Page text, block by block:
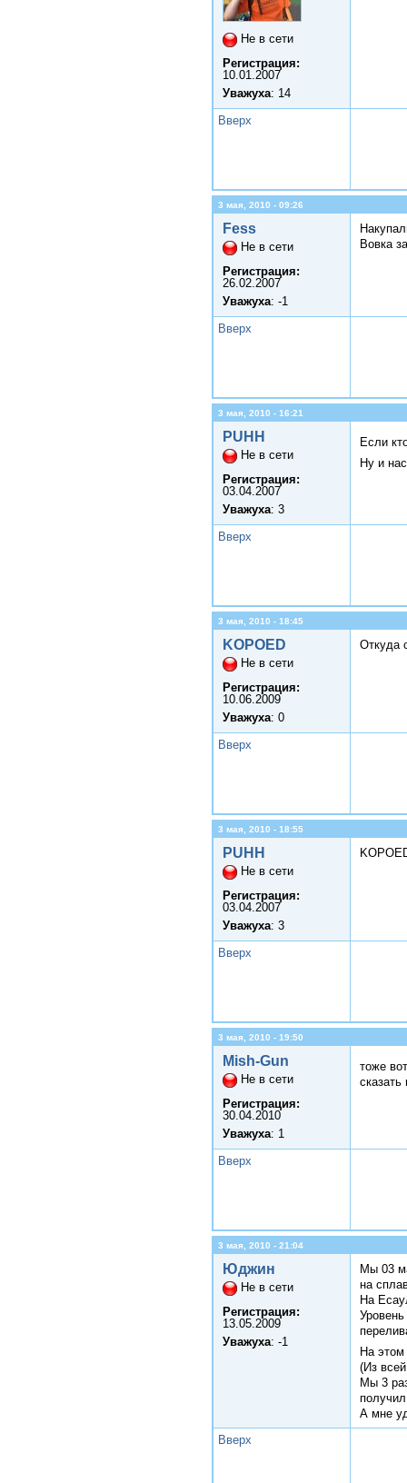
Не в сети
Регистрация:
10.01.2007
Уважуха: 14
Вверх
3 мая, 2010 - 09:26
Fess
Не в сети
Регистрация:
26.02.2007
Уважуха: -1
Вовка
Вверх
3 мая, 2010 - 16:21
PUHH
Не в сети
Регистрация:
03.04.2007
Уважуха: 3
Если
Ну и
Вверх
3 мая, 2010 - 18:45
KOPOED
Не в сети
Регистрация:
10.06.2009
Уважуха: 0
Откуда
Вверх
3 мая, 2010 - 18:55
PUHH
Не в сети
Регистрация:
03.04.2007
Уважуха: 3
Вверх
3 мая, 2010 - 19:50
Mish-Gun
Не в сети
Регистрация:
30.04.2010
Уважуха: 1
тоже
Вверх
3 мая, 2010 - 21:04
Юджин
Не в сети
Регистрация:
13.05.2009
Уважуха: -1
Мы 03
на
На
На
(Из
Мы 3
А мне
Вверх